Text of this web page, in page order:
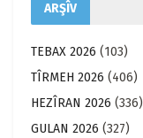
ARŞÎV
TEBAX 2026 (103)
TÎRMEH 2026 (406)
HEZÎRAN 2026 (336)
GULAN 2026 (327)